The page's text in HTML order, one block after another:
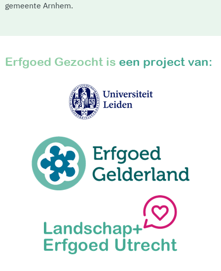
gemeente Arnhem.
Erfgoed Gezocht is een project van: